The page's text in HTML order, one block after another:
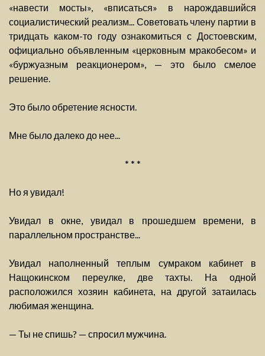
«навести мосты», «вписаться» в нарождавшийся
социалистический реализм... Советовать члену партии в
тридцать каком-то году ознакомиться с Достоевским,
официально объявленным «церковным мракобесом» и
«буржуазным реакционером», — это было смелое
решение.
Это было обретение ясности.
Мне было далеко до нее...
* * *
Но я увидал!
Увидал в окне, увидал в прошедшем времени, в
параллельном пространстве...
Увидал наполненный теплым сумраком кабинет в
Нащокинском переулке, две тахты. На одной
расположился хозяин кабинета, на другой затаилась
любимая женщина.
— Ты не спишь? — спросил мужчина.